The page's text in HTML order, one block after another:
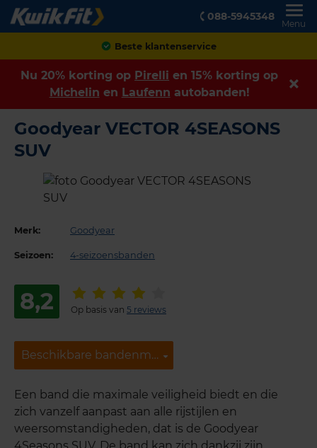
088-5945348
Menu
Beste klantenservice
Nu 20% korting op Pirelli en 15% korting op
Michelin en Laufenn autobanden!
Goodyear VECTOR 4SEASONS
SUV
Merk: Goodyear
Seizoen: 4-seizoensbanden
8,2 Op basis van 5 reviews
Beschikbare bandenmaten
Beschikbare bandenmaten
Een band die maximale veiligheid biedt en die
zich vanzelf aanpast aan alle rijstijlen en
weersomstandigheden, dat is de Goodyear